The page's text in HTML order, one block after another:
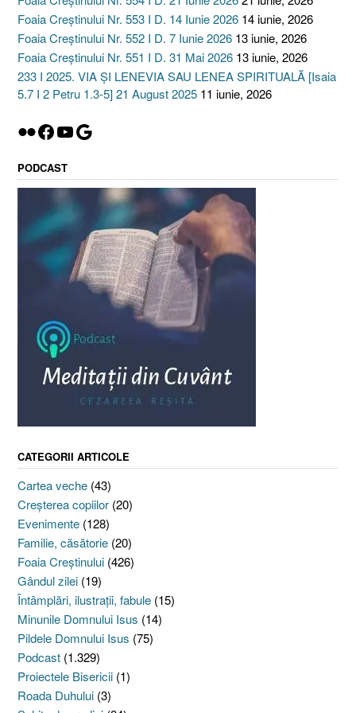
Foaia Creștinului Nr. 553 I D. 14 Iunie 2026 14 iunie, 2026
Foaia Creștinului Nr. 552 I D. 7 Iunie 2026 13 iunie, 2026
Foaia Creștinului Nr. 551 I D. 31 Mai 2026 13 iunie, 2026
233 I 2025. VIA ȘI LENEVIA SAU LENEA SPIRITUALĂ [Isaia
5.7 I 2 Petru 1.3-5] 21 August 2025 11 iunie, 2026
Flickr
Facebook
YouTube
Google
PODCAST
CATEGORII ARTICOLE
Cartea veche (43)
Creşterea copiilor (20)
Evenimente (128)
Familie, căsătorie (20)
Foaia Creştinului (426)
Gândul zilei (19)
Întâmplări, ilustraţii, fabule (15)
Minunile Domnului Isus (14)
Pildele Domnului Isus (75)
Podcast (1.329)
Proiectele Bisericii (1)
Roada Duhului (3)